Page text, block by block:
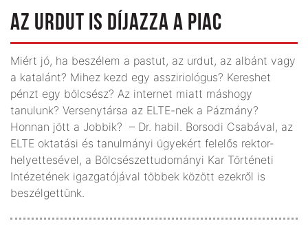
AZ URDUT IS DÍJAZZA A PIAC
Miért jó, ha beszélem a pastut, az urdut, az albánt vagy
a katalánt? Mihez kezd egy assziriológus? Kereshet
pénzt egy bölcsész? Az internet miatt máshogy
tanulunk? Verseny­társa az ELTE-nek a Pázmány?
Honnan jött a Jobbik? – Dr. habil. Borsodi Csabával, az
ELTE oktatási és tanulmányi ügyekért felelős rektor­
helyette­sével, a Bölcsészettudományi Kar Történeti
Intézetének igazgatójával többek között ezekről is
beszélgettünk.